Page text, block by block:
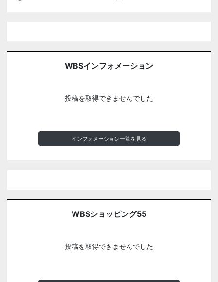
WBSインフォメーション
投稿を取得できませんでした
インフォメーション一覧を見る
WBSショッピング55
投稿を取得できませんでした